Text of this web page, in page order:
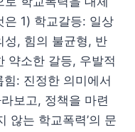
1) 학교갈등: 일상
성, 힘의 불균형, 반
약소한 갈등, 우발적
: 진정한 의미에서
보고, 정책을 마련
않는 학교폭력’의 문